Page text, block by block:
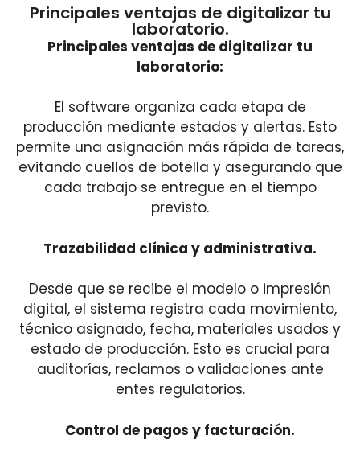
Principales ventajas de digitalizar tu
laboratorio.
Principales ventajas de digitalizar tu
laboratorio:
El software organiza cada etapa de
producción mediante estados y alertas. Esto
permite una asignación más rápida de tareas,
evitando cuellos de botella y asegurando que
cada trabajo se entregue en el tiempo
previsto.
Trazabilidad clínica y administrativa.
Desde que se recibe el modelo o impresión
digital, el sistema registra cada movimiento,
técnico asignado, fecha, materiales usados y
estado de producción. Esto es crucial para
auditorías, reclamos o validaciones ante
entes regulatorios.
Control de pagos y facturación.